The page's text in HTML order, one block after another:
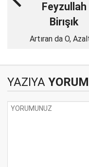
Feyzullah
Birışık
Artıran da O,
YAZIYA